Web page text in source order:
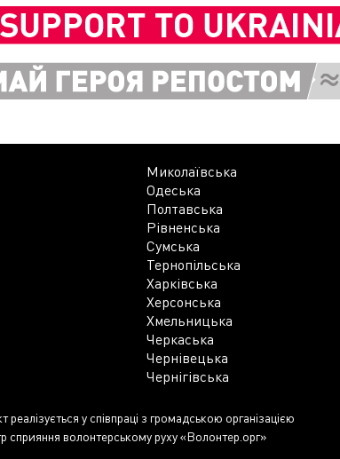
Миколаївська
Одеська
Полтавська
Рівненська
Сумська
Тернопільська
Харківська
Херсонська
Хмельницька
Черкаська
Чернівецька
Чернігівська
реалізується у співпраці з громадською організацією
сприяння волонтерському руху «Волонтер.орг»